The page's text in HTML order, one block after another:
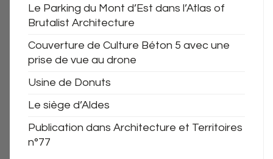
Le Parking du Mont d’Est dans l’Atlas of
Brutalist Architecture
Couverture de Culture Béton 5 avec une
prise de vue au drone
Usine de Donuts
Le siège d’Aldes
Publication dans Architecture et Territoires
n°77